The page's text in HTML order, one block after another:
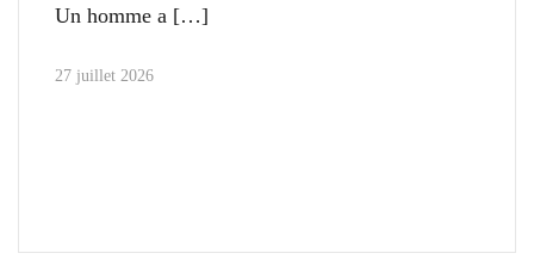
Un homme a
27 juillet 2026